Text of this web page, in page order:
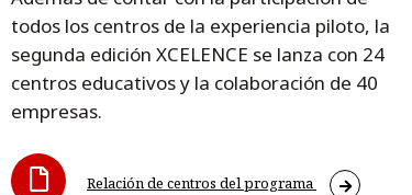
todos los centros de la experiencia piloto, la
segunda edición XCELENCE se lanza con 24
centros educativos y la colaboración de 40
empresas.
Relación de centros del programa